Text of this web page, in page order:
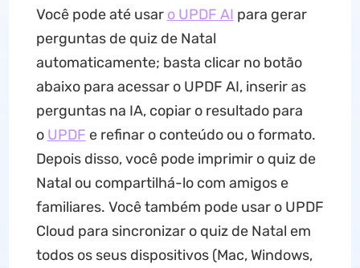
Você pode até usar o UPDF AI para gerar
perguntas de quiz de Natal
automaticamente; basta clicar no botão
abaixo para acessar o UPDF AI, inserir as
perguntas na IA, copiar o resultado para
o UPDF e refinar o conteúdo ou o formato.
Depois disso, você pode imprimir o quiz de
Natal ou compartilhá-lo com amigos e
familiares. Você também pode usar o UPDF
Cloud para sincronizar o quiz de Natal em
todos os seus dispositivos (Mac, Windows,